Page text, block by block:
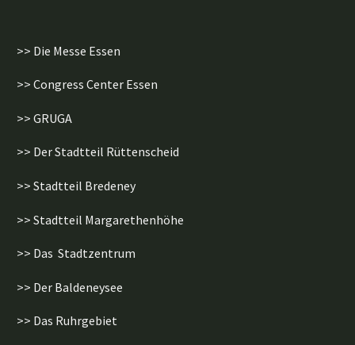
>> Die Messe Essen
>> Congress Center Essen
>> GRUGA
>> Der Stadtteil Rüttenscheid
>> Stadtteil Bredeney
>> Stadtteil Margarethenhöhe
>> Das Stadtzentrum
>> Der Baldeneysee
>> Das Ruhrgebiet